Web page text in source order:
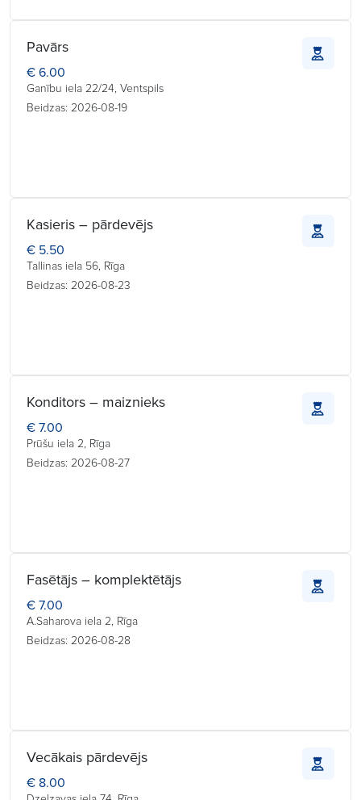
Pavārs
€ 6.00
Ganību iela 22/24, Ventspils
Beidzas: 2026-08-19
Kasieris – pārdevējs
€ 5.50
Tallinas iela 56, Rīga
Beidzas: 2026-08-23
Konditors – maiznieks
€ 7.00
Prūšu iela 2, Rīga
Beidzas: 2026-08-27
Fasētājs – komplektētājs
€ 7.00
A.Saharova iela 2, Rīga
Beidzas: 2026-08-28
Vecākais pārdevējs
€ 8.00